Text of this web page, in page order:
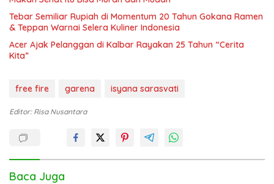
Tebar Semiliar Rupiah di Momentum 20 Tahun Gokana Ramen
& Teppan Warnai Selera Kuliner Indonesia
Acer Ajak Pelanggan di Kalbar Rayakan 25 Tahun “Cerita
Kita”
free fire garena isyana sarasvati
Editor: Risa Nusantara
Baca Juga